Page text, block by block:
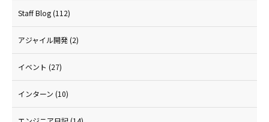
Staff Blog(112)
アジャイル開発(2)
イベント (27)
インターン (10)